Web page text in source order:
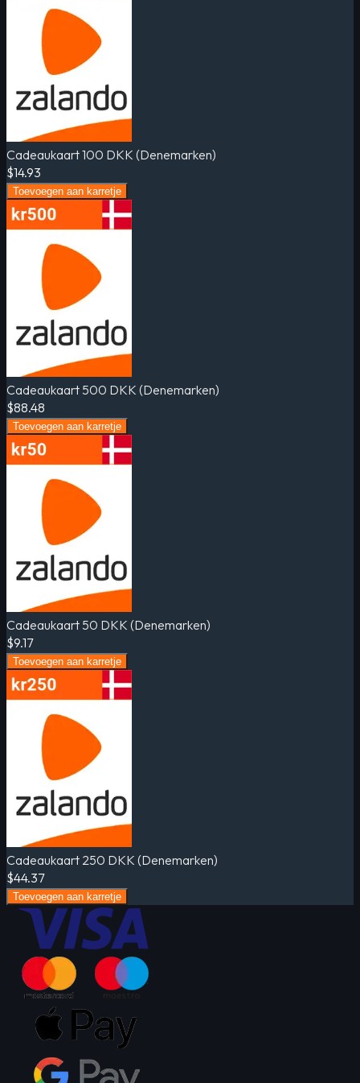
Cadeaukaart 100 DKK (Denemarken)
$14.93
Toevoegen aan karretje
Cadeaukaart 500 DKK (Denemarken)
$88.48
Toevoegen aan karretje
Cadeaukaart 50 DKK (Denemarken)
$9.17
Toevoegen aan karretje
Cadeaukaart 250 DKK (Denemarken)
$44.37
Toevoegen aan karretje